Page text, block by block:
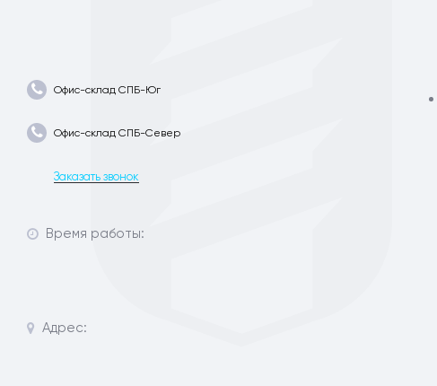
Офис-склад СПБ-Юг
Офис-склад СПБ-Север
Заказать звонок
Время работы:
Адрес: